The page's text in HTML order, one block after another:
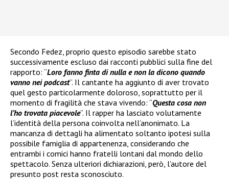
Secondo Fedez, proprio questo episodio sarebbe stato
successivamente escluso dai racconti pubblici sulla fine del
rapporto: “Loro fanno finta di nulla e non la dicono quando
vanno nei podcast”. Il cantante ha aggiunto di aver trovato
quel gesto particolarmente doloroso, soprattutto per il
momento di fragilità che stava vivendo: “Questa cosa non
l’ho trovata piacevole”. Il rapper ha lasciato volutamente
l’identità della persona coinvolta nell’anonimato. La
mancanza di dettagli ha alimentato soltanto ipotesi sulla
possibile famiglia di appartenenza, considerando che
entrambi i comici hanno fratelli lontani dal mondo dello
spettacolo. Senza ulteriori dichiarazioni, però, l’autore del
presunto post resta sconosciuto.